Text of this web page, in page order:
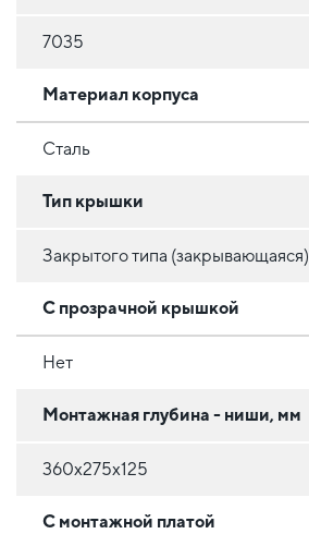
7035
Материал корпуса
Сталь
Тип крышки
Закрытого типа (закрывающаяся)
С прозрачной крышкой
Нет
Монтажная глубина - ниши, мм
360х275х125
С монтажной платой